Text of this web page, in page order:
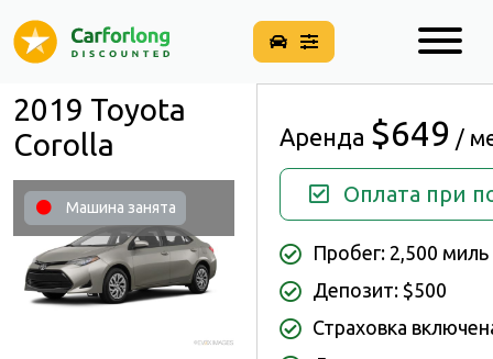
2019 Toyota
Corolla
Машина занята
Аренда $649 /
Оплата при
Пробег: 2,500 миль
Депозит: $500
Страховка